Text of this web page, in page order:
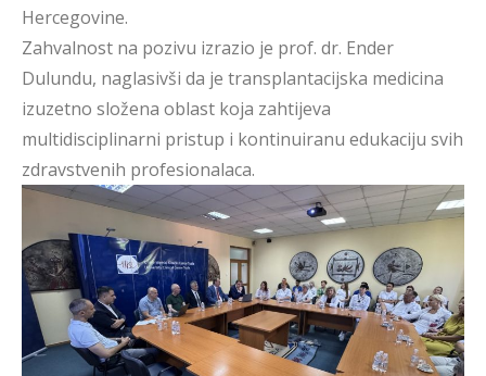
Hercegovine.
Zahvalnost na pozivu izrazio je prof. dr. Ender
Dulundu, naglasivši da je transplantacijska medicina
izuzetno složena oblast koja zahtijeva
multidisciplinarni pristup i kontinuiranu edukaciju svih
zdravstvenih profesionalaca.